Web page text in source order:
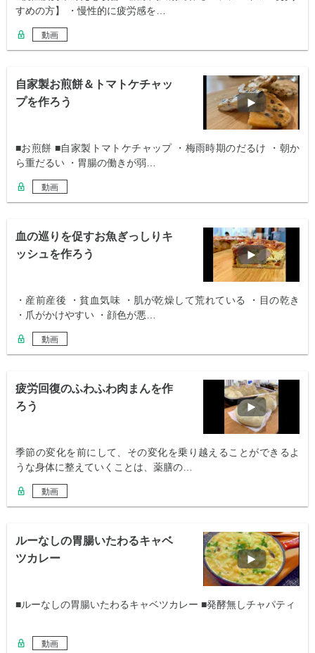
すめの方】 ・慢性的に疲労感を…
動画
自家製お煎餅＆トマトケチャッ
プを作ろう
■お煎餅 ■自家製トマトケチャップ ・梅雨時期のだるけ ・朝か
ら重だるい ・胃腸の働きが弱…
動画
血の巡りを促すお魚ぎっしりキ
ッシュを作ろう
・産前産後 ・貧血気味 ・肌が乾燥して荒れている ・目の乾き
・爪がかけやすい ・顔色が悪…
動画
疲労回復のふわふわ肉まんを作
ろう
季節の変化を前にして、その変化を乗り越えることができるよ
うな身体に整えていくことは、薬膳の…
動画
ルーなしの胃腸いたわるキャベ
ツカレー
■ルーなしの胃腸いたわるキャベツカレー ■発酵無しチャパティ
動画